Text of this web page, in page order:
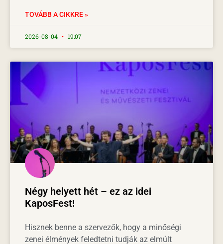
TOVÁBB A CIKKRE »
2026-08-04 19:07
Négy helyett hét – ez az idei
KaposFest!
Hisznek benne a szervezők, hogy a minőségi
zenei élmények feledtetni tudják az elmúlt